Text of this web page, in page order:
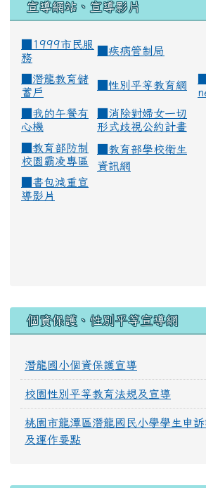
宣導網站、宣導影片
■1999市民服
務
疾病管制局
潛龍教育儲
蓄戶
性別平等教育網
我的午餐有
心機
消除對婦女一切
形式歧視公約計畫
教育部防制
校園霸凌專區
教育部學校衛生
資訊網
書包減重宣
導影片
個資保護、性別平等宣導網
潛龍國小個資保護宣導
校園性別平等教育法規及宣導
桃園市龍潭區潛龍國民小學學生申
及運作要點